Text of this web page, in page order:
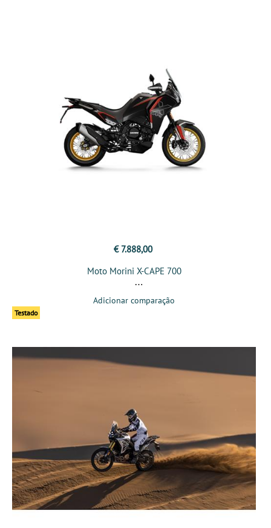
€ 7.888,00
Moto Morini X-CAPE 700
Adicionar comparação
Testado